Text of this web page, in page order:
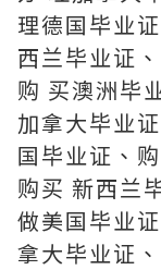
理德国毕业
西兰毕业证
购 买澳洲毕
加拿大毕业
国毕业证、
购买 新西兰
做美国毕业
拿大毕业证